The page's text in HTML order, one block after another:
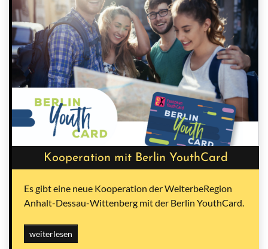
Kooperation mit Berlin YouthCard
Es gibt eine neue Kooperation der WelterbeRegion
Anhalt-Dessau-Wittenberg mit der Berlin YouthCard.
weiterlesen